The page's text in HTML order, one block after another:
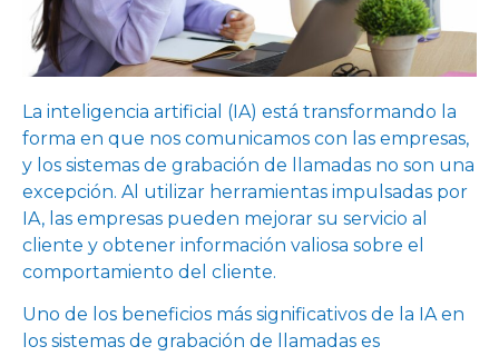
La inteligencia artificial (IA) está transformando la
forma en que nos comunicamos con las empresas,
y los sistemas de grabación de llamadas no son una
excepción. Al utilizar herramientas impulsadas por
IA, las empresas pueden mejorar su servicio al
cliente y obtener información valiosa sobre el
comportamiento del cliente.
Uno de los beneficios más significativos de la IA en
los sistemas de grabación de llamadas es